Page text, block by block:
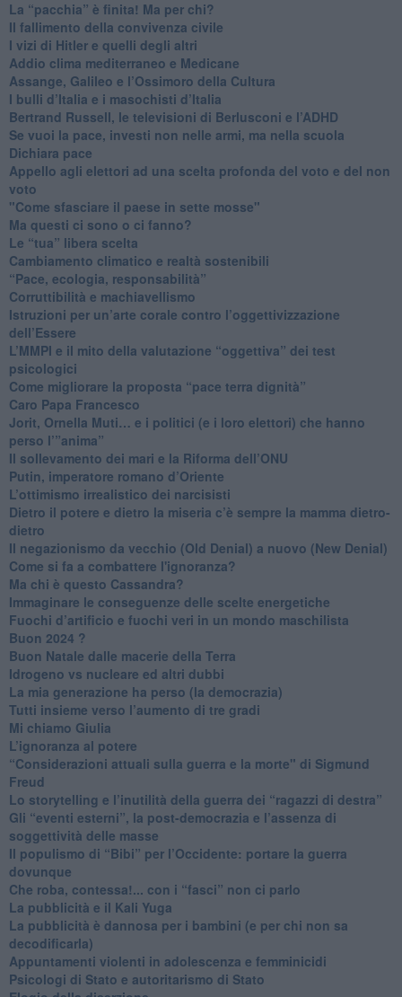
​La “pacchia” è finita! Ma per chi?
​Il fallimento della convivenza civile
​I vizi di Hitler e quelli degli altri
Addio clima mediterraneo e Medicane
​Assange, Galileo e l’Ossimoro della Cultura
​I bulli d’Italia e i masochisti d’Italia
​Bertrand Russell, le televisioni di Berlusconi e l’ADHD
​Se vuoi la pace, investi non nelle armi, ma nella scuola
​Dichiara pace
​Appello agli elettori ad una scelta profonda del voto e del non
voto
"Come sfasciare il paese in sette mosse"
​Ma questi ci sono o ci fanno?
​Le “tua” libera scelta
Cambiamento climatico e realtà sostenibili
“Pace, ecologia, responsabilità”
​Corruttibilità e machiavellismo
Istruzioni per un’arte corale contro l’oggettivizzazione
dell’Essere
​L’MMPI e il mito della valutazione “oggettiva” dei test
psicologici
Come migliorare la proposta “pace terra dignità”
Caro Papa Francesco
​Jorit, Ornella Muti… e i politici (e i loro elettori) che hanno
perso l’”anima”
​Il sollevamento dei mari e la Riforma dell’ONU
Putin, imperatore romano d’Oriente
​L’ottimismo irrealistico dei narcisisti
​Dietro il potere e dietro la miseria c’è sempre la mamma dietro-
dietro
Il negazionismo da vecchio (Old Denial) a nuovo (New Denial)
Come si fa a combattere l'ignoranza?
Ma chi è questo Cassandra?
Immaginare le conseguenze delle scelte energetiche
​Fuochi d’artificio e fuochi veri in un mondo maschilista
Buon 2024 ?
​Buon Natale dalle macerie della Terra
​Idrogeno vs nucleare ed altri dubbi
​La mia generazione ha perso (la democrazia)
​Tutti insieme verso l’aumento di tre gradi
Mi chiamo Giulia
L’ignoranza al potere
​“Considerazioni attuali sulla guerra e la morte" di Sigmund
Freud
​Lo storytelling e l’inutilità della guerra dei “ragazzi di destra”
​Gli “eventi esterni”, la post-democrazia e l’assenza di
soggettività delle masse
​Il populismo di “Bibi” per l’Occidente: portare la guerra
dovunque
​Che roba, contessa!... con i “fasci” non ci parlo
La pubblicità e il Kali Yuga
​La pubblicità è dannosa per i bambini (e per chi non sa
decodificarla)
​Appuntamenti violenti in adolescenza e femminicidi
​Psicologi di Stato e autoritarismo di Stato